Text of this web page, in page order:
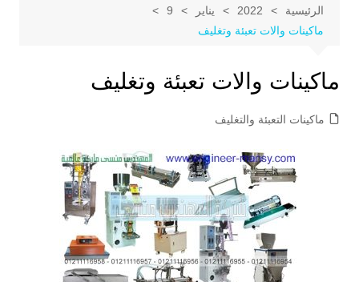
الرئيسية 2022 يناير
9
ماكينات والات تعبئة وتغليف
ماكينات والات تعبئة وتغليف
ماكينات التعبئة والتغليف